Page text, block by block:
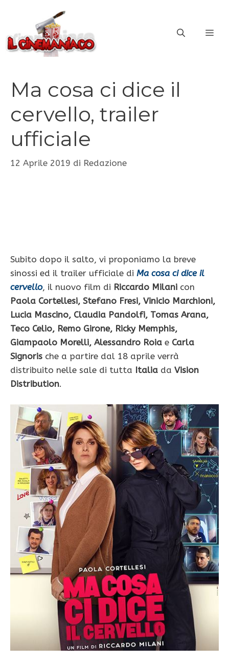
contenuto
Ma cosa ci dice il
cervello, trailer
ufficiale
12 Aprile 2019 di Redazione
Subito dopo il salto, vi proponiamo la breve
sinossi ed il trailer ufficiale di Ma cosa ci dice il
cervello, il nuovo film di Riccardo Milani con
Paola Cortellesi, Stefano Fresi, Vinicio Marchioni,
Lucia Mascino, Claudia Pandolfi, Tomas Arana,
Teco Celio, Remo Girone, Ricky Memphis,
Giampaolo Morelli, Alessandro Roia e Carla
Signoris che a partire dal 18 aprile verrà
distribuito nelle sale di tutta Italia da Vision
Distribution.